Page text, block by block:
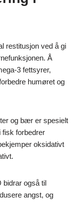
restitusjon ved å gi
Å
3 fettsyrer,
humøret og
og bær er spesielt
fisk forbedrer
oksidativt
bidrar også til
angst, og